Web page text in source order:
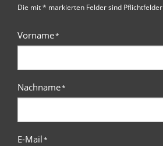
Die mit * markierten Felder sind Pflichtfelder
Vorname*
Nachname*
E-Mail*